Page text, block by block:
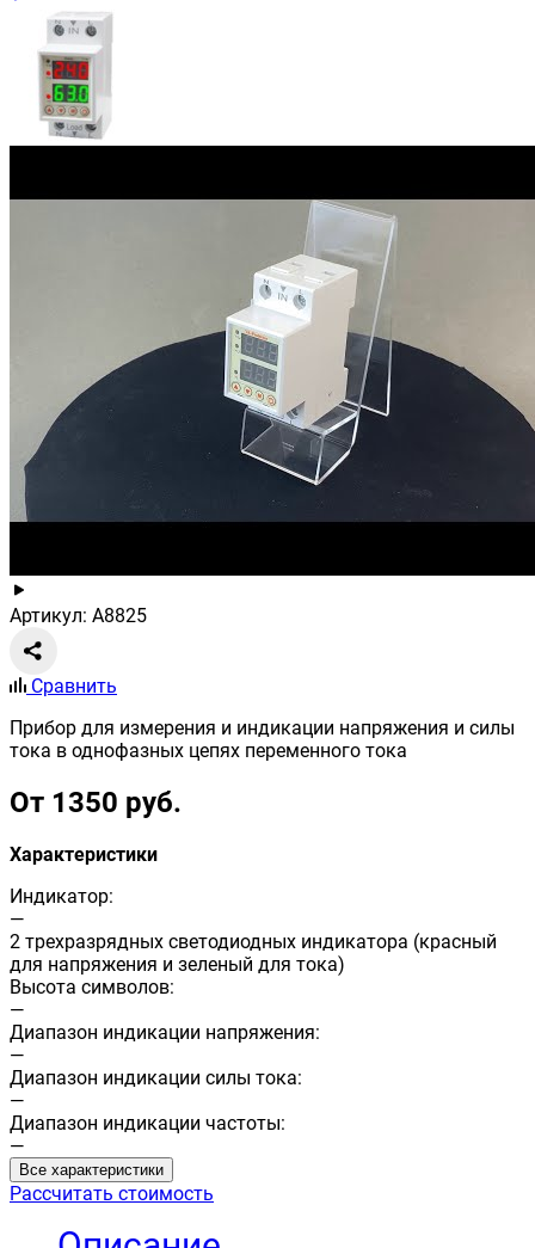
Артикул: A8825
Сравнить
Прибор для измерения и индикации напряжения и силы
тока в однофазных цепях переменного тока
От 1350 руб.
Характеристики
Индикатор:
—
2 трехразрядных светодиодных индикатора (красный
для напряжения и зеленый для тока)
Высота символов:
—
Диапазон индикации напряжения:
—
Диапазон индикации силы тока:
—
Диапазон индикации частоты:
—
Все характеристики
Рассчитать стоимость